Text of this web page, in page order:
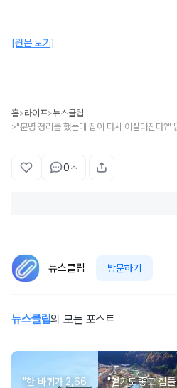
[원문 보기]
홈>라이프>뉴스클립
>
0
뉴스클립 방문하기
뉴스클립의 모든 포스트
"한 바퀴가 2,66
"걷기도 좋고 힘들